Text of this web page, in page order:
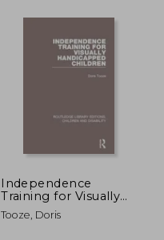
Independence
Training for Visually
Handicapped
Children (en Inglés)
Tooze, Doris